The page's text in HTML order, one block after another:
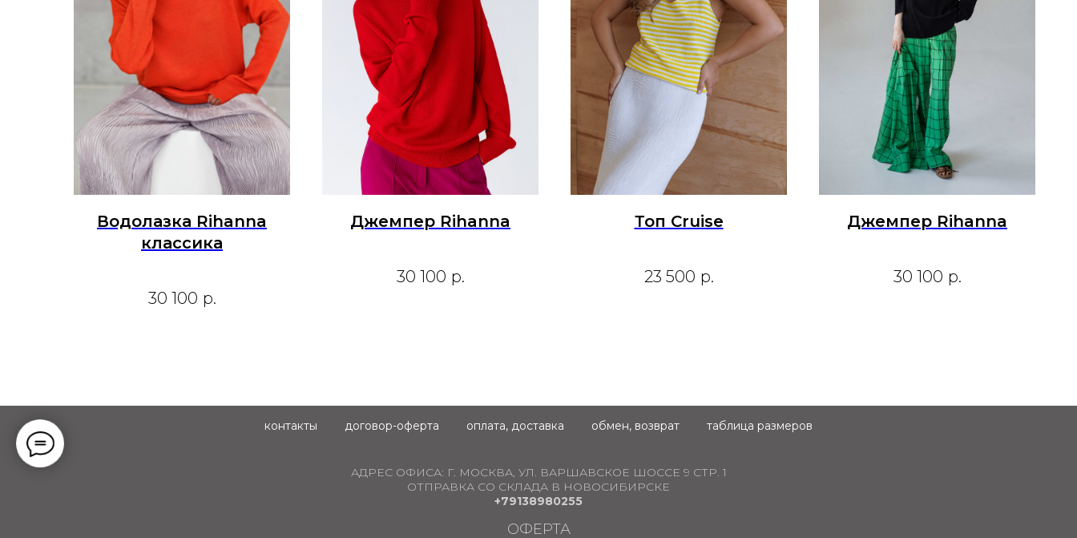
Водолазка Rihanna
классика
30 100 р.
Джемпер Rihanna
30 100 р.
Топ Cruise
23 500 р.
Джемпер Rihanna
30 100 р.
контакты договор-оферта оплата, доставка обмен, возврат таблица размеров
АДРЕС ОФИСА: Г. МОСКВА, УЛ. ВАРШАВСКОЕ ШОССЕ 9 СТР. 1
ОТПРАВКА СО СКЛАДА В НОВОСИБИРСКЕ
+79138980255
ОФЕРТА